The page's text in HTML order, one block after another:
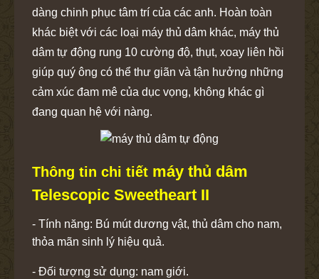
dàng chinh phục tâm trí của các anh. Hoàn toàn
khác biệt với các loại máy thủ dâm khác, máy thủ
dâm tự động rung 10 cường độ, thụt, xoay liên hồi
giúp quý ông có thể thư giãn và tận hưởng những
cảm xúc đam mê của dục vọng, không khác gì
đang quan hệ với nàng.
Thông tin chi tiết máy thủ dâm
Telescopic Sweetheart II
- Tính năng: Bú mút dương vật, thủ dâm cho nam,
thỏa mãn sinh lý hiệu quả.
- Đối tượng sử dụng: nam giới.